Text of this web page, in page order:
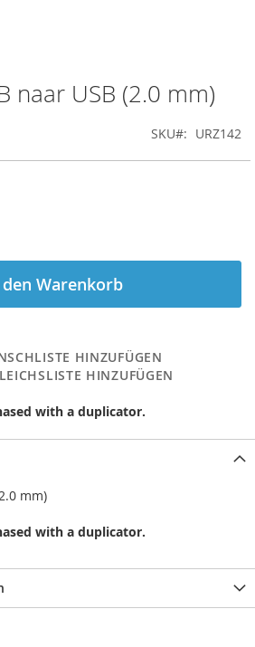
naar USB (2.0 mm)
SKU URZ142
Warenkorb
HINZUFÜGEN
HINZUFÜGEN
with a duplicator.
mm)
with a duplicator.